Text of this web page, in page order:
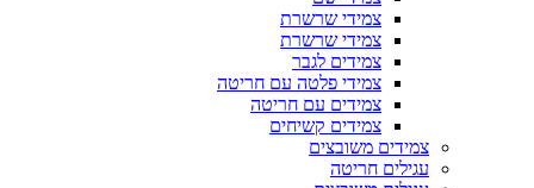
צמידי שרשרת
צמידי שרשרת
צמידים לגבר
צמידי פלטה עם חריטה
צמידים עם חריטה
צמידים קשיחים
צמידים משובצים
עגילים חריטה